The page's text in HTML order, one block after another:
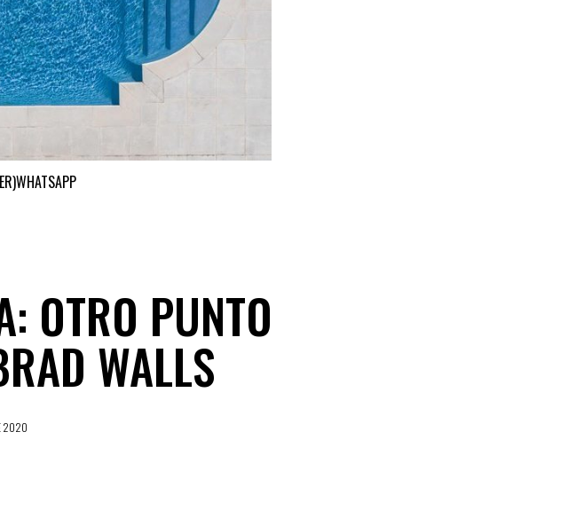
WHATSAPP
OTRO PUNTO
WALLS
2020